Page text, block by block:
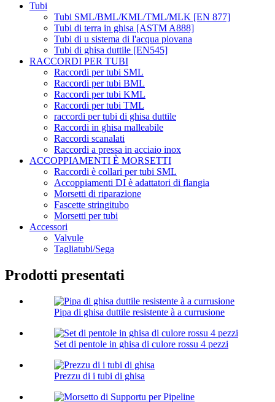
Tubi
Tubi SML/BML/KML/TML/MLK [EN 877]
Tubi di terra in ghisa [ASTM A888]
Tubi di u sistema di l'acqua piovana
Tubi di ghisa duttile [EN545]
RACCORDI PER TUBI
Raccordi per tubi SML
Raccordi per tubi BML
Raccordi per tubi KML
Raccordi per tubi TML
raccordi per tubi di ghisa duttile
Raccordi in ghisa malleabile
Raccordi scanalati
Raccordi a pressa in acciaio inox
ACCOPPIAMENTI È MORSETTI
Raccordi è collari per tubi SML
Accoppiamenti DI è adattatori di flangia
Morsetti di riparazione
Fascette stringitubo
Morsetti per tubi
Accessori
Valvule
Tagliatubi/Sega
Prodotti presentati
Pipa di ghisa duttile resistente à a currusione
Set di pentole in ghisa di culore rossu 4 pezzi
Prezzu di i tubi di ghisa